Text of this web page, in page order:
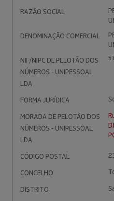
RAZÃO SOCIAL
DENOMINAÇÃO COMERCIAL
NIF/NIPC DE PELOTÃO DOS
NÚMEROS - UNIPESSOAL
LDA
FORMA JURÍDICA
MORADA DE PELOTÃO DOS
NÚMEROS - UNIPESSOAL
LDA
CÓDIGO POSTAL
CONCELHO
DISTRITO